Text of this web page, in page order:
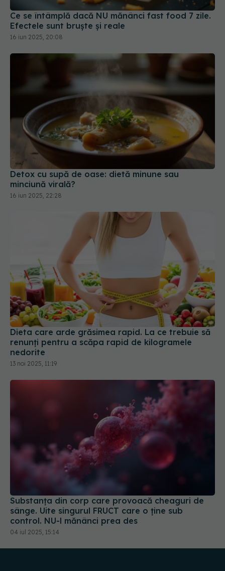
Ce se întâmplă dacă NU mănânci fast food 7 zile.
Efectele sunt bruște și reale
16 iun 2025, 20:08
Detox cu supă de oase: dietă minune sau
minciună virală?
16 iun 2025, 22:28
Dieta care arde grăsimea rapid. La ce trebuie să
renunți pentru a scăpa rapid de kilogramele
nedorite
13 noi 2025, 11:19
Substanța din corp care provoacă cheaguri de
sânge. Uite singurul FRUCT care o ține sub
control. NU-l mănânci prea des
04 iul 2025, 15:14